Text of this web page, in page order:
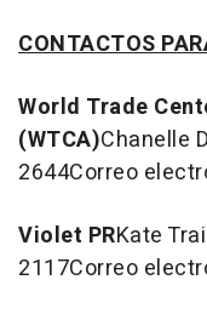
CONTACTOS
World Trade
(WTCA)Chanelle
2644Correo
Violet PRKate
2117Correo